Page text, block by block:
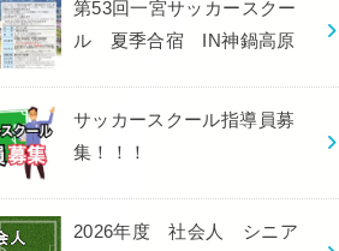
第53回一宮サッカースクー
ル 夏季合宿 IN神鍋高原
サッカースクール指導員募
集！！！
2026年度 社会人 シニア